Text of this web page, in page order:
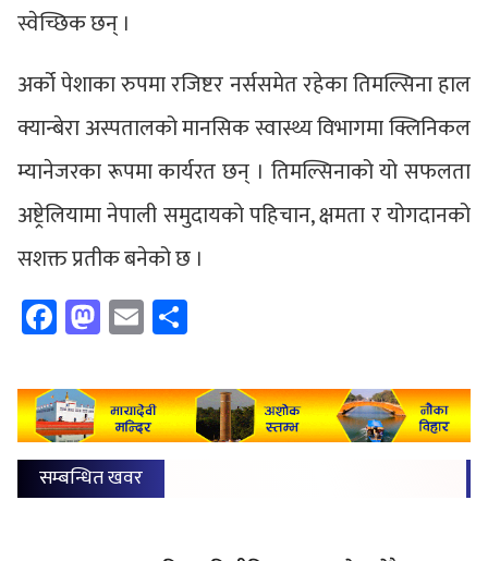
स्वेच्छिक छन् ।
अर्को पेशाका रुपमा रजिष्टर नर्ससमेत रहेका तिमल्सिना हाल
क्यान्बेरा अस्पतालको मानसिक स्वास्थ्य विभागमा क्लिनिकल
म्यानेजरका रूपमा कार्यरत छन् । तिमल्सिनाको यो सफलता
अष्ट्रेलियामा नेपाली समुदायको पहिचान, क्षमता र योगदानको
सशक्त प्रतीक बनेको छ ।
Facebook
Mastodon
Email
सम्बन्धित खवर